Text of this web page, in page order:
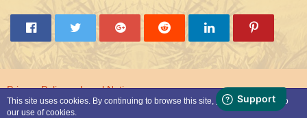
Privacy Policy Legal Notice
This site uses cookies. By continuing to browse this site, you are agreeing to
our use of cookies.